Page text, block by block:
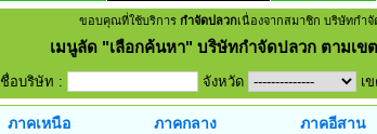
ขอบคุณที่ใช้บริการ กำจัดปลวกเนื่องจากสมาชิก บริษัทกำ
เมนูลัด "เลือกค้นหา" บริษัทกำจัดปลวก ตามเ
ชื่อบริษัท : จังหวัด เ
ภาคเหนือ ภาคกลาง ภาคอีสาน